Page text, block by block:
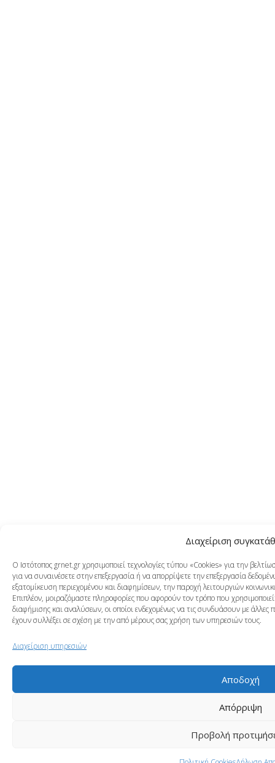
Διαχείριση
Ο Ιστότοπος grnet.gr χρησιμοποιεί τεχνολογίες τύπου «Cookies» για την
για να συναινέσετε στην επεξεργασία ή να απορρίψετε την επεξεργασία
εξατομίκευση περιεχομένου και διαφημίσεων, την παροχή λειτουργιών
Επιπλέον, μοιραζόμαστε πληροφορίες που αφορούν τον τρόπο που
διαφήμισης και αναλύσεων, οι οποίοι ενδεχομένως να τις συνδυάσουν με άλλες
έχουν συλλέξει σε σχέση με την από μέρους σας χρήση των υπηρεσιών τους.
Διαχείριση υπηρεσιών
Αποδοχή
Απόρριψη
Προβολή